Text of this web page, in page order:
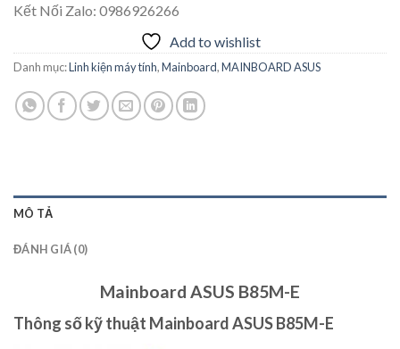
Kết Nối Zalo: 0986926266
Add to wishlist
Danh mục:Linh kiện máy tính,Mainboard,MAINBOARD ASUS
MÔ TẢ
ĐÁNH GIÁ (0)
Mainboard ASUS B85M-E
Thông số kỹ thuật Mainboard ASUS B85M-E